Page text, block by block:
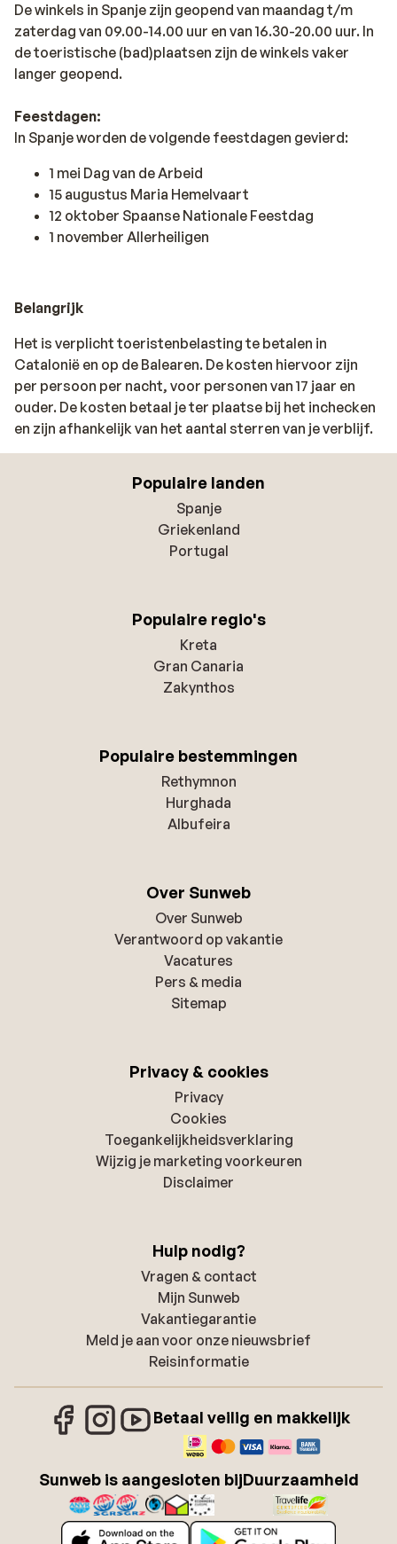
De winkels in Spanje zijn geopend van maandag t/m
zaterdag van 09.00-14.00 uur en van 16.30-20.00 uur. In
de toeristische (bad)plaatsen zijn de winkels vaker
langer geopend.
Feestdagen:
In Spanje worden de volgende feestdagen gevierd:
1 mei Dag van de Arbeid
15 augustus Maria Hemelvaart
12 oktober Spaanse Nationale Feestdag
1 november Allerheiligen
Belangrijk
Het is verplicht toeristenbelasting te betalen in
Catalonië en op de Balearen. De kosten hiervoor zijn
per persoon per nacht, voor personen van 17 jaar en
ouder. De kosten betaal je ter plaatse bij het inchecken
en zijn afhankelijk van het aantal sterren van je verblijf.
Populaire landen
Spanje
Griekenland
Portugal
Populaire regio's
Kreta
Gran Canaria
Zakynthos
Populaire bestemmingen
Rethymnon
Hurghada
Albufeira
Over Sunweb
Over Sunweb
Verantwoord op vakantie
Vacatures
Pers & media
Sitemap
Privacy & cookies
Privacy
Cookies
Toegankelijkheidsverklaring
Wijzig je marketing voorkeuren
Disclaimer
Hulp nodig?
Vragen & contact
Mijn Sunweb
Vakantiegarantie
Meld je aan voor onze nieuwsbrief
Reisinformatie
Betaal veilig en makkelijk
Sunweb is aangesloten bijDuurzaamheid